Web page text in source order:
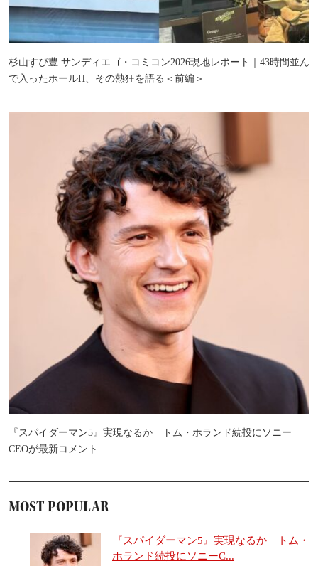
杉山すぴ豊 サンディエゴ・コミコン2026現地レポート｜43時間並ん
で入ったホールH、その熱狂を語る＜前編＞
『スパイダーマン5』実現なるか トム・ホランド続投にソニー
CEOが最新コメント
MOST POPULAR
『スパイダーマン5』実現なるか トム・
ホランド続投にソニーC...